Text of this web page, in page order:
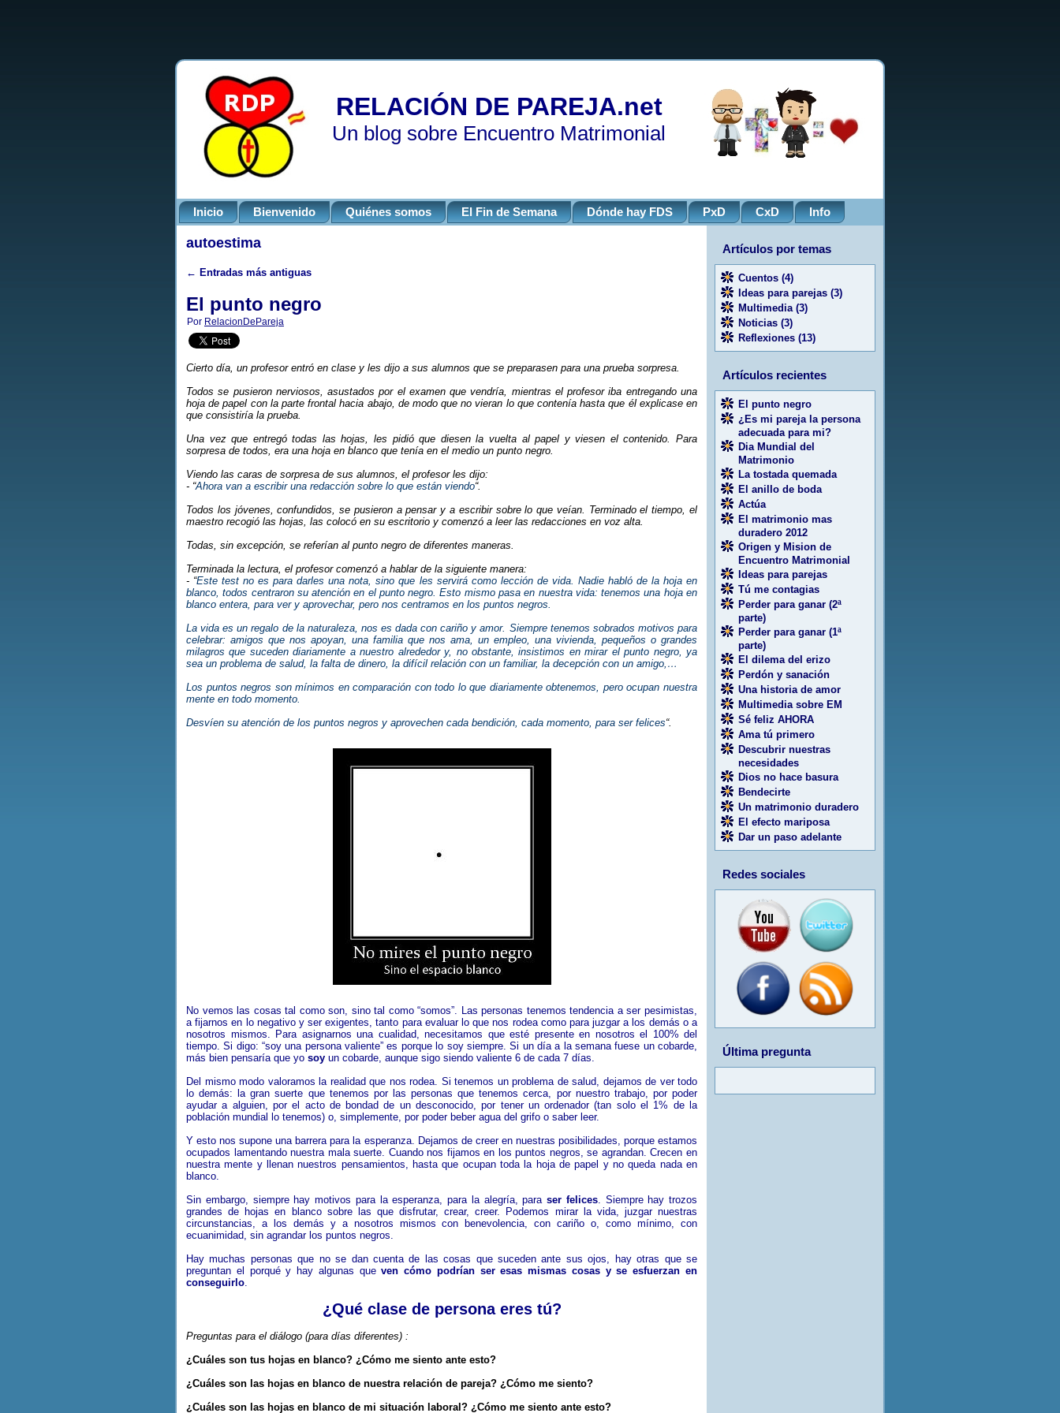
RELACIÓN DE PAREJA.net
Un blog sobre Encuentro Matrimonial
Inicio Bienvenido Quiénes somos El Fin de Semana Dónde hay FDS PxD CxD Info
autoestima
← Entradas más antiguas
El punto negro
Por RelacionDePareja
Cierto día, un profesor entró en clase y les dijo a sus alumnos que se preparasen para una prueba sorpresa.
Todos se pusieron nerviosos, asustados por el examen que vendría, mientras el profesor iba entregando una
hoja de papel con la parte frontal hacia abajo, de modo que no vieran lo que contenía hasta que él explicase en
que consistiría la prueba.
Una vez que entregó todas las hojas, les pidió que diesen la vuelta al papel y viesen el contenido. Para
sorpresa de todos, era una hoja en blanco que tenía en el medio un punto negro.
Viendo las caras de sorpresa de sus alumnos, el profesor les dijo:
- “Ahora van a escribir una redacción sobre lo que están viendo“.
Todos los jóvenes, confundidos, se pusieron a pensar y a escribir sobre lo que veían. Terminado el tiempo, el
maestro recogió las hojas, las colocó en su escritorio y comenzó a leer las redacciones en voz alta.
Todas, sin excepción, se referían al punto negro de diferentes maneras.
Terminada la lectura, el profesor comenzó a hablar de la siguiente manera:
- “Este test no es para darles una nota, sino que les servirá como lección de vida. Nadie habló de la hoja en
blanco, todos centraron su atención en el punto negro. Esto mismo pasa en nuestra vida: tenemos una hoja en
blanco entera, para ver y aprovechar, pero nos centramos en los puntos negros.
La vida es un regalo de la naturaleza, nos es dada con cariño y amor. Siempre tenemos sobrados motivos para
celebrar: amigos que nos apoyan, una familia que nos ama, un empleo, una vivienda, pequeños o grandes
milagros que suceden diariamente a nuestro alrededor y, no obstante, insistimos en mirar elpunto negro, ya
sea un problema de salud, la falta de dinero, la difícil relación con un familiar, la decepción con un amigo,…
Los puntos negros son mínimos en comparación con todo lo que diariamente obtenemos, pero ocupan nuestra
mente en todo momento.
Desvíen su atención de los puntos negros y aprovechen cada bendición, cada momento, para ser felices“.
No vemos las cosas tal como son, sino tal como “somos”. Las personas tenemos tendencia a ser pesimistas,
a fijarnos en lo negativo y ser exigentes, tanto para evaluar lo que nos rodea como para juzgar a los demás o a
nosotros mismos. Para asignarnos una cualidad, necesitamos que esté presente en nosotros el 100% del
tiempo. Si digo: “soy una persona valiente” es porque lo soy siempre. Si un día a la semana fuese un cobarde,
más bien pensaría que yo soy un cobarde, aunque sigo siendo valiente 6 de cada 7 días.
Del mismo modo valoramos la realidad que nos rodea. Si tenemos un problema de salud, dejamos de ver todo
lo demás: la gran suerte que tenemos por las personas que tenemos cerca, por nuestro trabajo, por poder
ayudar a alguien, por el acto de bondad de un desconocido, por tener un ordenador (tan solo el 1% de la
población mundial lo tenemos) o, simplemente, por poder beber agua del grifo o saber leer.
Y esto nos supone una barrera para la esperanza. Dejamos de creer en nuestras posibilidades, porque estamos
ocupados lamentando nuestra mala suerte. Cuando nos fijamos en los puntos negros, se agrandan. Crecen en
nuestra mente y llenan nuestros pensamientos, hasta que ocupan toda la hoja de papel y no queda nada en
blanco.
Sin embargo, siempre hay motivos para la esperanza, para la alegría, para ser felices. Siempre hay trozos
grandes de hojas en blanco sobre las que disfrutar, crear, creer. Podemos mirar la vida, juzgar nuestras
circunstancias, a los demás y a nosotros mismos con benevolencia, con cariño o, como mínimo, con
ecuanimidad, sin agrandar los puntos negros.
Hay muchas personas que no se dan cuenta de las cosas que suceden ante sus ojos, hay otras que se
preguntan el porqué y hay algunas queven cómo podrían ser esas mismas cosas y se esfuerzan en
conseguirlo.
¿Qué clase de persona eres tú?
Preguntas para el diálogo (para días diferentes) :
¿Cuáles son tus hojas en blanco? ¿Cómo me siento ante esto?
¿Cuáles son las hojas en blanco de nuestra relación de pareja? ¿Cómo me siento?
¿Cuáles son las hojas en blanco de mi situación laboral? ¿Cómo me siento ante esto?
Artículos por temas
Cuentos (4)
Ideas para parejas (3)
Multimedia(3)
Noticias (3)
Reflexiones (13)
Artículos recientes
El punto negro
¿Es mi pareja la persona
adecuada para mi?
Dia Mundial del
Matrimonio
La tostada quemada
El anillo de boda
Actúa
El matrimonio mas
duradero 2012
Origen y Mision de
Encuentro Matrimonial
Ideas para parejas
Tú me contagias
Perder para ganar (2ª
parte)
Perder para ganar (1ª
parte)
El dilema del erizo
Perdón y sanación
Una historia de amor
Multimedia sobre EM
Sé feliz AHORA
Ama tú primero
Descubrir nuestras
necesidades
Dios no hace basura
Bendecirte
Un matrimonio duradero
El efecto mariposa
Dar un paso adelante
Redes sociales
Última pregunta